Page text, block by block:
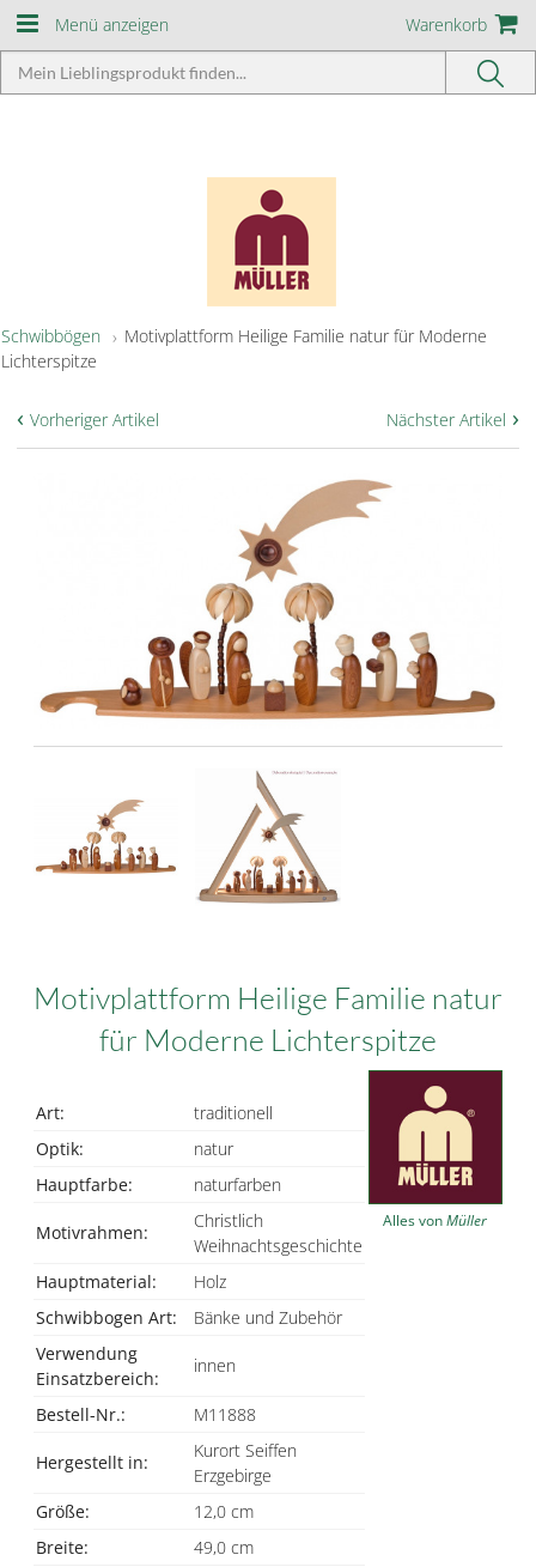
Menü anzeigen Warenkorb
Schwibbögen
Motivplattform Heilige Familie natur für Moderne
Lichterspitze
Nächster Artikel ›
‹ Vorheriger Artikel
Motivplattform Heilige Familie natur
für Moderne Lichterspitze
Art:
traditionell
Optik:
natur
Hauptfarbe:
naturfarben
Motivrahmen:
Christlich
Weihnachtsgeschichte
Hauptmaterial:
Holz
Schwibbogen Art:
Bänke und Zubehör
Verwendung
Einsatzbereich:
innen
Bestell-Nr.: M11888
Hergestellt in:
Kurort Seiffen
Erzgebirge
Größe:
12,0 cm
Breite:
49,0 cm
Alles vonMüller